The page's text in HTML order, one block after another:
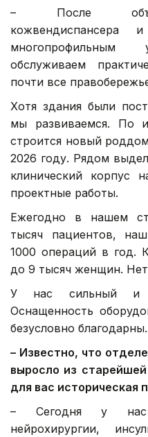
– После
многопрофильным
обслуживаем
почти все
Хотя здания были
мы развиваемся. По
строится новый
2026 году. Рядом
клинический корпус
проектные работы.
Ежегодно в нашем
тысяч пациентов,
1000 операций в год.
до 9 тысяч женщин.
У нас сильный и
Оснащенность
безусловно благодарны.
– Известно, что
выросло из
для вас историческая
– Сегодня у нас
нейрохирургии,